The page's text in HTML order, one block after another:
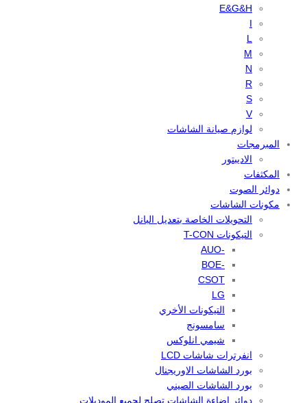
E&G&H
I
L
M
N
R
S
V
لوازم صيانة الشاشات
المبرمجات
الاديبتور
المكثفات
دوائر الصوت
مكونات الشاشات
التحويلات الخاصة بتعديل البانل
التيكونات T-CON
-AUO
-BOE
CSOT
LG
التيكونات الأخري
سامسونج
شيمي انلوكس
انفرترات شاشات LCD
بورد الشاشات الاوريجنال
بورد الشاشات الصيني
دوائر اضاءة الشاشات تصلح لجميع الموديلات